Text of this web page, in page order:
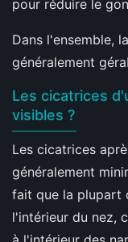
pour réduire le
Dans l'ensemble,
généralement
Les cicatrices
visibles ?
Les cicatrices
généralement
fait que la plupart
l'intérieur du nez,